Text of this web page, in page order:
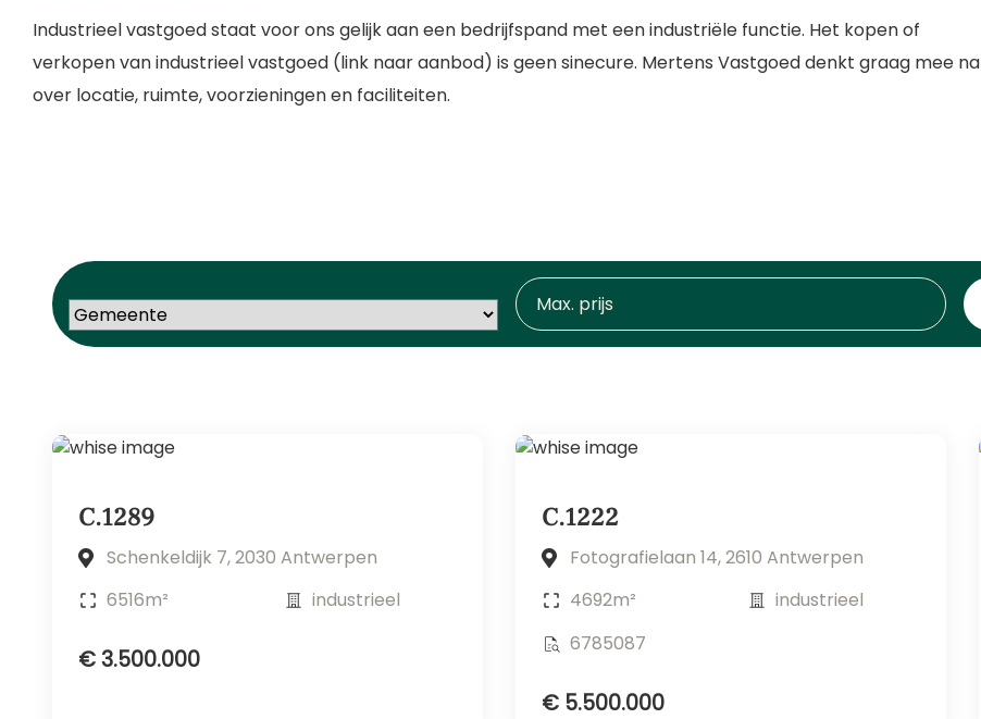
Industrieel vastgoed staat voor ons gelijk aan een bedrijfspand met een industriële functie. Het kopen of
verkopen van industrieel vastgoed (link naar aanbod) is geen sinecure. Mertens Vastgoed denkt graag mee na
over locatie, ruimte, voorzieningen en faciliteiten.
C.1289
Schenkeldijk 7, 2030 Antwerpen
6516m²
industrieel
€ 3.500.000
C.1222
Fotografielaan 14, 2610 Antwerpen
4692m²
industrieel
6785087
€ 5.500.000